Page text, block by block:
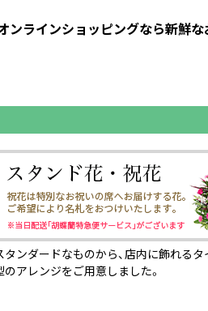
ンラインショッピングなら新鮮な
タンダードなものから、店内に飾れる
のアレンジをご用意しました。